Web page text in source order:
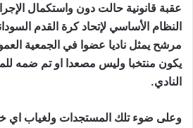
عقبة قانونية حالت دون واستكمال
النظام الأساسي لإتحاد كرة القدم
مرشح يمثل ناديا عضوا في الجمعية
يكون منتخبا وليس مصعدا او تم ضمه
النادي.
وعلى ضوء تلك المستجدات ولغياب اي